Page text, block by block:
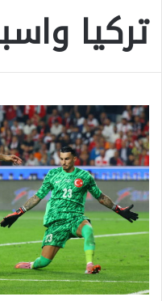
تركيا